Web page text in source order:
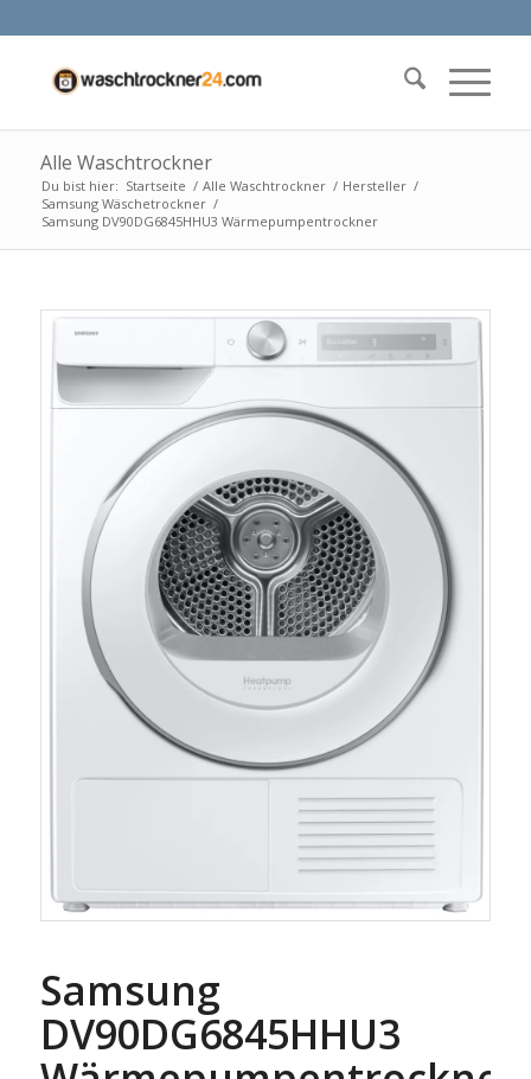
Alle Waschtrockner
Du bist hier: Startseite / Alle Waschtrockner / Hersteller /
Samsung Wäschetrockner /
Samsung DV90DG6845HHU3 Wärmepumpentrockner
Samsung
DV90DG6845HHU3